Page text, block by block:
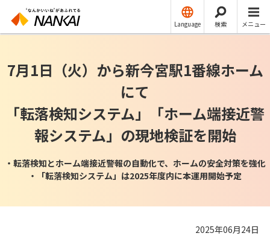
Language 検索 メニュー
ニュースリリース
7月1日（火）から新今宮駅1番線ホーム
にて
「転落検知システム」「ホーム端接近警
報システム」の現地検証を開始
・転落検知とホーム端接近警報の自動化で、ホームの安全対策を強化
・「転落検知システム」は2025年度内に本運用開始予定
2025年06月24日